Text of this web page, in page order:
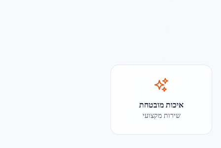
איכות מובטחת
שירות מקצועי